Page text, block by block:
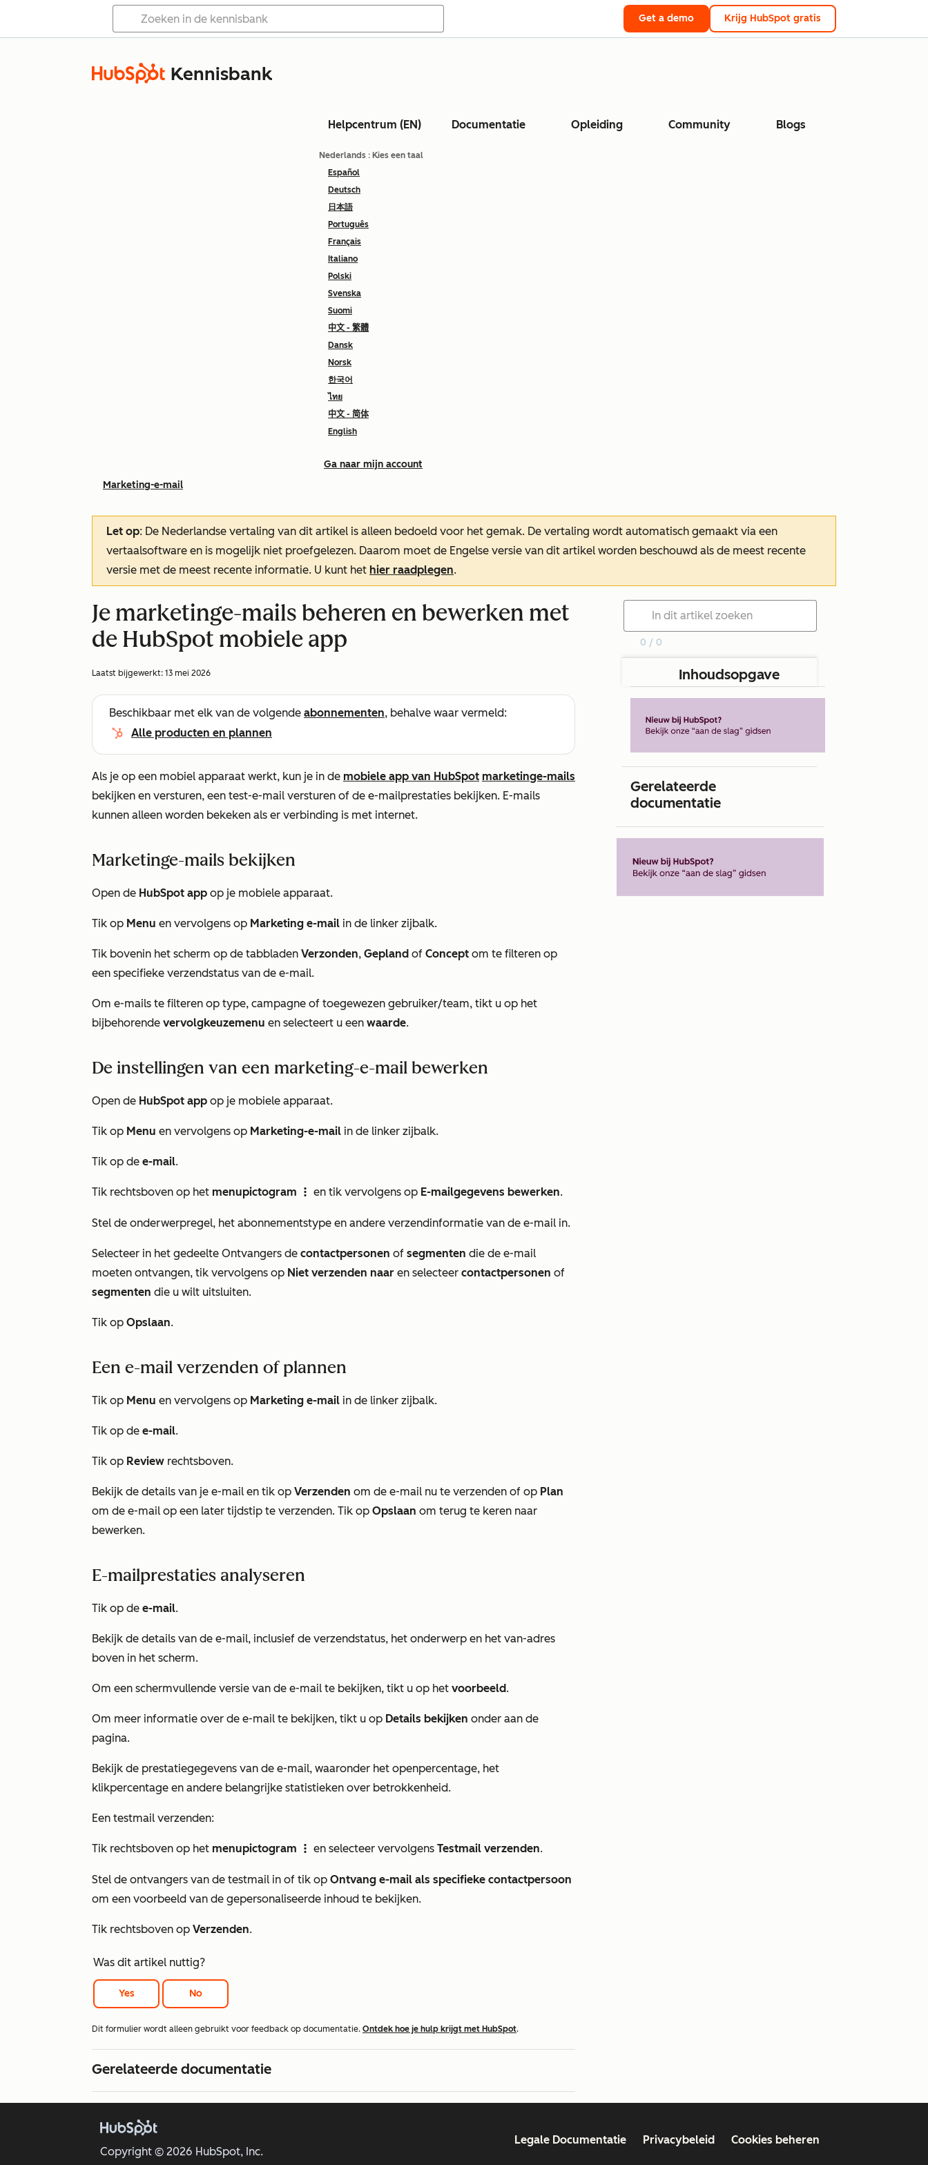
Get a demo Krijg HubSpot gratis
Kennisbank
Helpcentrum (EN) Documentatie Opleiding Community Blogs
Nederlands : Kies een taal
Español
Deutsch
日本語
Português
Français
Italiano
Polski
Svenska
Suomi
中文 - 繁體
Dansk
Norsk
한국어
ไทย
中文 - 简体
English
Ga naar mijn account
Marketing-e-mail
Let op: De Nederlandse vertaling van dit artikel is alleen bedoeld voor het gemak. De vertaling wordt automatisch gemaakt via een
vertaalsoftware en is mogelijk niet proefgelezen. Daarom moet de Engelse versie van dit artikel worden beschouwd als de meest recente
versie met de meest recente informatie. U kunt het hier raadplegen.
Je marketinge-mails beheren en bewerken met
de HubSpot mobiele app
Laatst bijgewerkt: 13 mei 2026
Beschikbaar met elk van de volgende abonnementen, behalve waar vermeld:
Alle producten en plannen
Als je op een mobiel apparaat werkt, kun je in de mobiele app van HubSpot marketinge-mails
bekijken en versturen, een test-e-mail versturen of de e-mailprestaties bekijken. E-mails
kunnen alleen worden bekeken als er verbinding is met internet.
Marketinge-mails bekijken
Open de HubSpot app op je mobiele apparaat.
Tik op Menu en vervolgens op Marketing e-mail in de linker zijbalk.
Tik bovenin het scherm op de tabbladen Verzonden, Gepland of Concept om te filteren op
een specifieke verzendstatus van de e-mail.
Om e-mails te filteren op type, campagne of toegewezen gebruiker/team, tikt u op het
bijbehorende vervolgkeuzemenu en selecteert u een waarde.
De instellingen van een marketing-e-mail bewerken
Open de HubSpot app op je mobiele apparaat.
Tik op Menu en vervolgens op Marketing-e-mail in de linker zijbalk.
Tik op de e-mail.
Tik rechtsboven op het menupictogram verticalMenu en tik vervolgens op E-mailgegevens bewerken.
Stel de onderwerpregel, het abonnementstype en andere verzendinformatie van de e-mail in.
Selecteer in het gedeelte Ontvangers de contactpersonen of segmenten die de e-mail
moeten ontvangen, tik vervolgens op Niet verzenden naar en selecteer contactpersonen of
segmenten die u wilt uitsluiten.
Tik op Opslaan.
Een e-mail verzenden of plannen
Tik op Menu en vervolgens op Marketing e-mail in de linker zijbalk.
Tik op de e-mail.
Tik op Review rechtsboven.
Bekijk de details van je e-mail en tik op Verzenden om de e-mail nu te verzenden of op Plan
om de e-mail op een later tijdstip te verzenden. Tik op Opslaan om terug te keren naar
bewerken.
E-mailprestaties analyseren
Tik op de e-mail.
Bekijk de details van de e-mail, inclusief de verzendstatus, het onderwerp en het van-adres
boven in het scherm.
Om een schermvullende versie van de e-mail te bekijken, tikt u op het voorbeeld.
Om meer informatie over de e-mail te bekijken, tikt u op Details bekijken onder aan de
pagina.
Bekijk de prestatiegegevens van de e-mail, waaronder het openpercentage, het
klikpercentage en andere belangrijke statistieken over betrokkenheid.
Een testmail verzenden:
Tik rechtsboven op het menupictogram verticalMenu en selecteer vervolgens Testmail verzenden.
Stel de ontvangers van de testmail in of tik op Ontvang e-mail als specifieke contactpersoon
om een voorbeeld van de gepersonaliseerde inhoud te bekijken.
Tik rechtsboven op Verzenden.
Was dit artikel nuttig?
Yes No
Dit formulier wordt alleen gebruikt voor feedback op documentatie. Ontdek hoe je hulp krijgt met HubSpot.
Gerelateerde documentatie
0 / 0
Inhoudsopgave
Gerelateerde
documentatie
Copyright © 2026 HubSpot, Inc.
Legale Documentatie Privacybeleid Cookies beheren